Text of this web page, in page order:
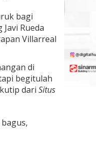
bagi
Rueda
Villarreal
di
begitulah
dari Situs